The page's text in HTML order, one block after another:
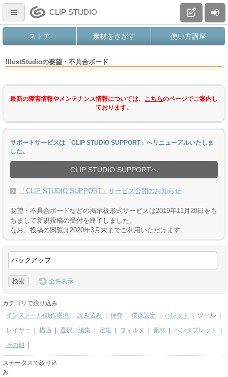
CLIP STUDIO
ストア 素材をさがす 使い方講座
IllustStudioの要望・不具合ボード
最新の障害情報やメンテナンス情報については、 こちらのページでご案内し
ております。
サポートサービスは「CLIP STUDIO SUPPORT」へリニューアルいたしま
した。
CLIP STUDIO SUPPORTへ
「CLIP STUDIO SUPPORT」サービス公開のお知らせ
要望・不具合ボードなどの掲示板形式サービスは2019年11月28日をも
ちまして新規投稿の受付を終了しました。
なお、投稿の閲覧は2020年3月末までご利用いただけます。
全件表示
カテゴリで絞り込み
インストール/動作環境
読み込み 保存 環境設定 パレット ツール
レイヤー 描画 選択／編集 定規 フィルタ 素材 ペンタブレット
その他
ステータスで絞り込
み